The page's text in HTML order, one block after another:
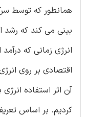
همانطور که توسط
بینی می کند که رشد
انرژی زمانی که
اقتصادی بر روی
آن اثر استفاده
کردیم. بر اساس